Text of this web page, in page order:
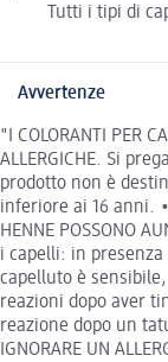
Tutti i tipi di
Avvertenze
"I COLORANTI PER
ALLERGICHE. Si
prodotto non è
inferiore ai 16 anni. •
HENNE POSSONO
i capelli: in
capelluto è
reazioni dopo aver
reazione dopo un
IGNORARE UN